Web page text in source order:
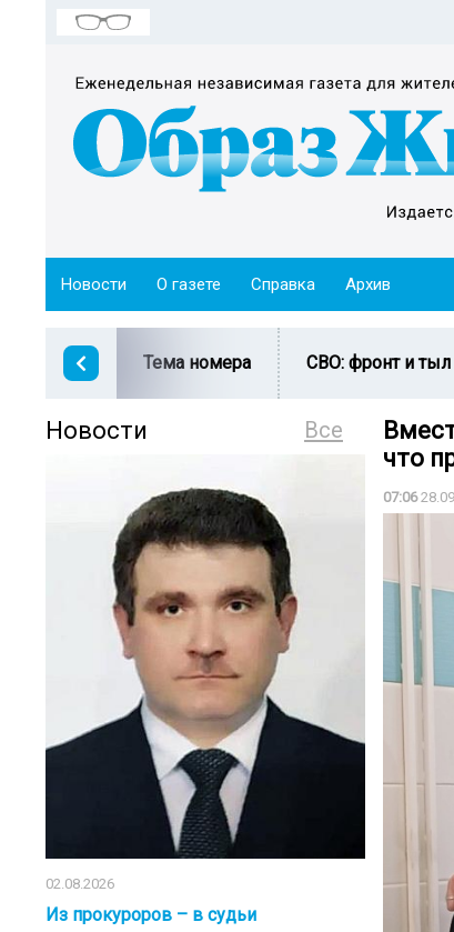
Новости О газете Справка Архив
Тема номера СВО: фронт и тыл
Все
Новости
02.08.2026
Из прокуроров – в судьи
что
07:06